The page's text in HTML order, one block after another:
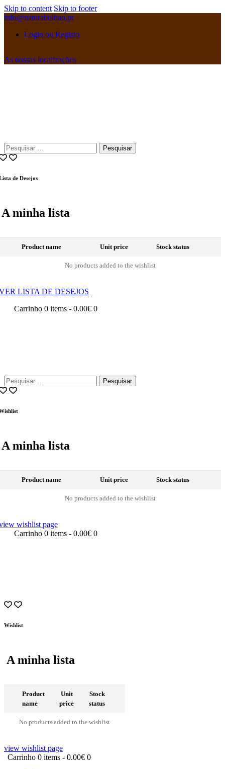
Skip to content Skip to footer
info@naturabolhao.pt
Login ou Registo
As nossas localizações
Pesquisar
por:
de Desejos
A minha lista
Product name Unit price Stock status
No products added to the wishlist
LISTA DE DESEJOS
Carrinho 0 items - 0.00€ 0
Pesquisar
por:
A minha lista
Product name Unit price Stock status
No products added to the wishlist
wishlist page
Carrinho 0 items - 0.00€ 0
Wishlist
A minha lista
Product
name
Unit
price
Stock
status
No products added to the wishlist
view wishlist page
Carrinho 0 items - 0.00€ 0